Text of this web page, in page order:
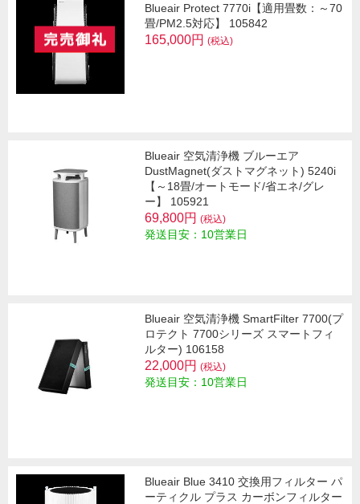
Blueair Protect 7770i【適用畳数：～70
畳/PM2.5対応】 105842
165,000円 (税込)
Blueair 空気清浄機 ブルーエア
DustMagnet(ダストマグネット) 5240i
【～18畳/オートモード/省エネ/グレ
ー】 105921
69,800円 (税込)
発送目安：10営業日
Blueair 空気清浄機 SmartFilter 7700(プ
ロテクト 7700シリーズ スマートフィ
ルター) 106158
22,000円 (税込)
発送目安：10営業日
Blueair Blue 3410 交換用フィルター パ
ーティクル プラス カーボンフィルター